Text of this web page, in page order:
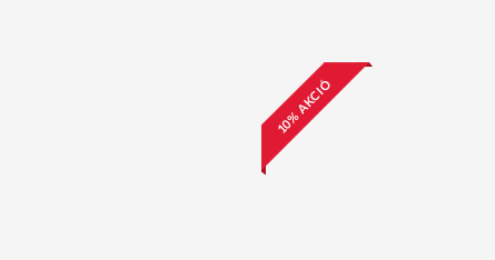
10% AKCIÓ
Tour Colosseum